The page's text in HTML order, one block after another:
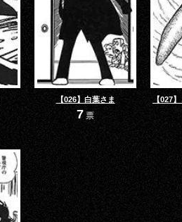
【026】白葉さま
7 票
【027